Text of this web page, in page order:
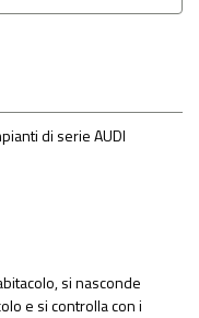
di serie AUDI
si nasconde
e si controlla con i